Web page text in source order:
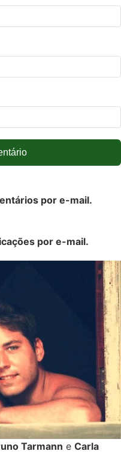
por e-mail.
por e-mail.
Tarmann e Carla